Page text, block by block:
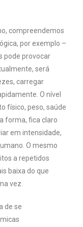
compreendemos
por exemplo –
pode provocar
será
carregar
O nível
físico, peso, saúde
forma, fica claro
em intensidade,
O mesmo
a repetidos
baixa do que
vez.
de se